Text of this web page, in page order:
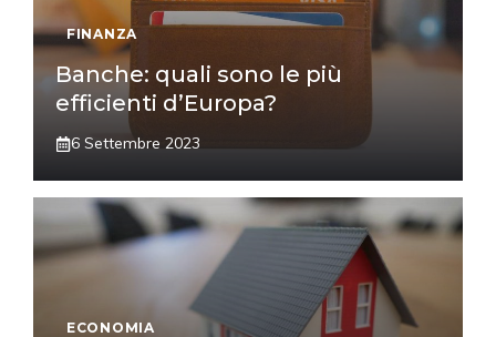
FINANZA
Banche: quali sono le più
efficienti d’Europa?
6 Settembre 2023
ECONOMIA